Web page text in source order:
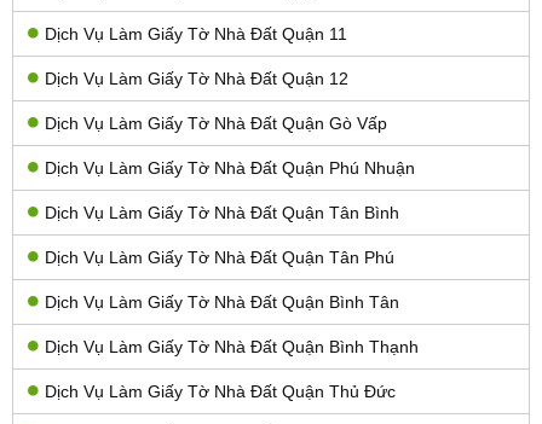
Dịch Vụ Làm Giấy Tờ Nhà Đất Quận 11
Dịch Vụ Làm Giấy Tờ Nhà Đất Quận 12
Dịch Vụ Làm Giấy Tờ Nhà Đất Quận Gò Vấp
Dịch Vụ Làm Giấy Tờ Nhà Đất Quận Phú Nhuận
Dịch Vụ Làm Giấy Tờ Nhà Đất Quận Tân Bình
Dịch Vụ Làm Giấy Tờ Nhà Đất Quận Tân Phú
Dịch Vụ Làm Giấy Tờ Nhà Đất Quận Bình Tân
Dịch Vụ Làm Giấy Tờ Nhà Đất Quận Bình Thạnh
Dịch Vụ Làm Giấy Tờ Nhà Đất Quận Thủ Đức